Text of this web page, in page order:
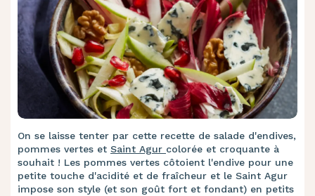
On se laisse tenter par cette recette de salade d'endives,
pommes vertes et Saint Agur colorée et croquante à
souhait ! Les pommes vertes côtoient l'endive pour une
petite touche d'acidité et de fraîcheur et le Saint Agur
impose son style (et son goût fort et fondant) en petits